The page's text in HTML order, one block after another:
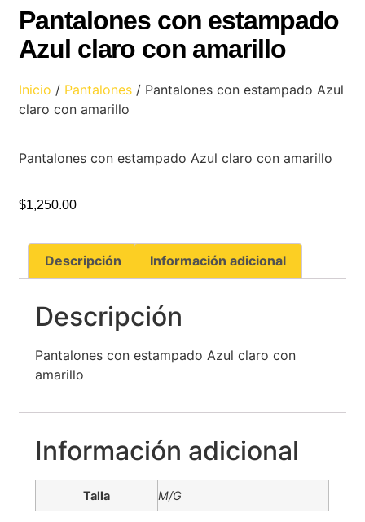
Pantalones con estampado
Azul claro con amarillo
Inicio / Pantalones / Pantalones con estampado Azul
claro con amarillo
Pantalones con estampado Azul claro con amarillo
$1,250.00
Descripción Información adicional
Descripción
Pantalones con estampado Azul claro con
amarillo
Información adicional
Talla M/G